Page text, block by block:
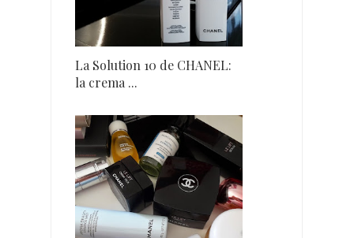
La Solution 10 de CHANEL:
la crema ...